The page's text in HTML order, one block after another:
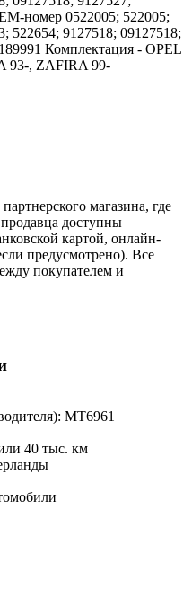
номер 0522005; 522005;
522654; 9127518; 09127518;
Комплектация - OPEL
93-, ZAFIRA 99-
магазина, где
доступны
картой, онлайн-
предусмотрено). Все
покупателем и
MT6961
40 тыс. км